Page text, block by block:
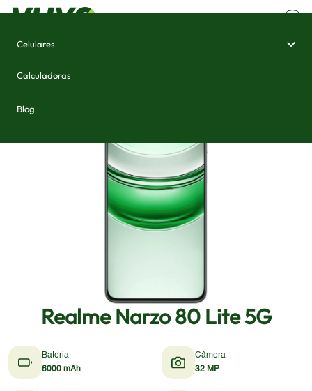
Celulares
Calculadoras
Blog
Realme Narzo 80 Lite 5G
Bateria
6000 mAh
Câmera
32 MP